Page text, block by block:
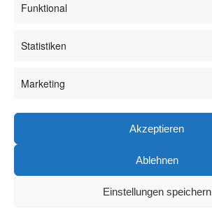
Funktional
Statistiken
Marketing
Akzeptieren
Ablehnen
Einstellungen speichern
ÜBER SCHÄFER
Über uns